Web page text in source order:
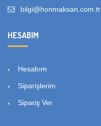
bilgi@honmaksan.com.tr
HESABIM
Hesabım
Siparişlerim
Sipariş Ver